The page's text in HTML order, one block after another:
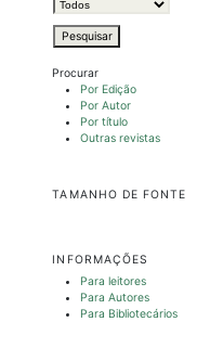
Procurar
Por Edição
Por Autor
Por título
Outras revistas
TAMANHO DE FONTE
INFORMAÇÕES
Para leitores
Para Autores
Para Bibliotecários